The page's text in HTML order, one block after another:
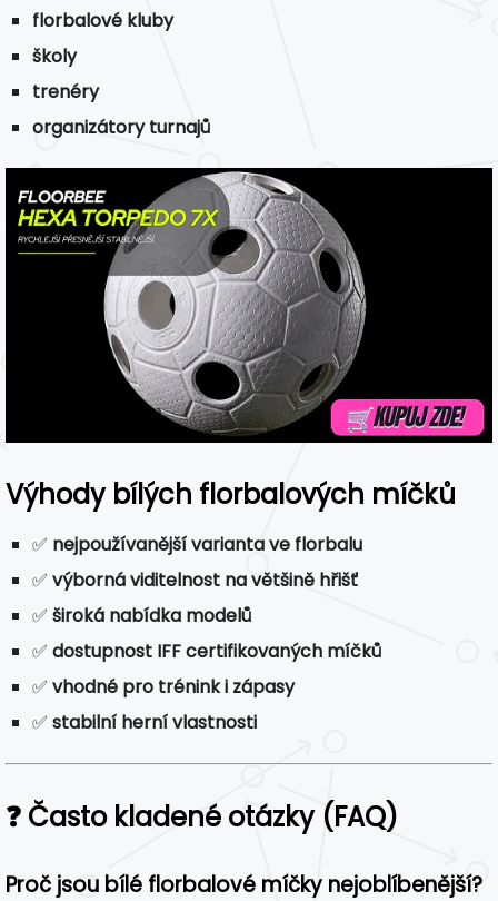
florbalové kluby
školy
trenéry
organizátory turnajů
Výhody bílých florbalových míčků
✅ nejpoužívanější varianta ve florbalu
✅ výborná viditelnost na většině hřišť
✅ široká nabídka modelů
✅ dostupnost IFF certifikovaných míčků
✅ vhodné pro trénink i zápasy
✅ stabilní herní vlastnosti
❓ Často kladené otázky (FAQ)
Proč jsou bílé florbalové míčky nejoblíbenější?